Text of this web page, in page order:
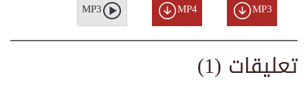
MP3
MP4
MP3
تعليقات (1)